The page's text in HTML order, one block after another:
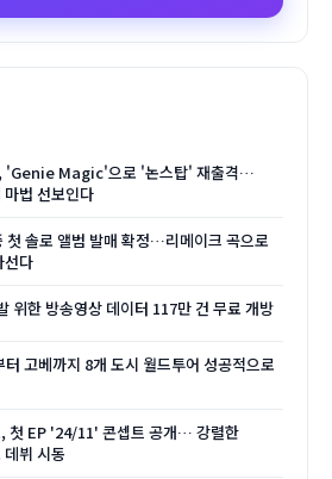
'Genie Magic'으로 '논스탑' 재출격…
법 선보인다
첫 솔로 앨범 발매 확정…리메이크 곡으로
선다
위한 방송영상 데이터 117만 건 무료 개방
고베까지 8개 도시 월드투어 성공적으로
, 첫 EP '24/11' 콘셉트 공개… 강렬한
뷔 시동